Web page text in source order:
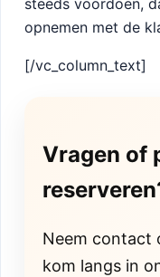
steeds voordoen,
opnemen met de
[/vc_column_text]
Vragen of
Neem contact
kom langs in